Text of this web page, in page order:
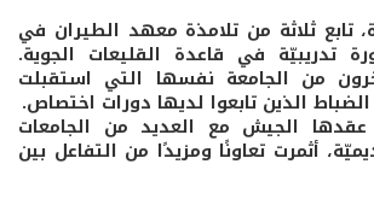
تابع ثلاثة من تلامذة معهد الطيران في
تدريبيّة في قاعدة القليعات الجوية.
من الجامعة نفسها التي استقبلت
الذين تابعوا لديها دورات اختصاص.
عقدها الجيش مع العديد من الجامعات
أثمرت تعاونًا ومزيدًا من التفاعل بين